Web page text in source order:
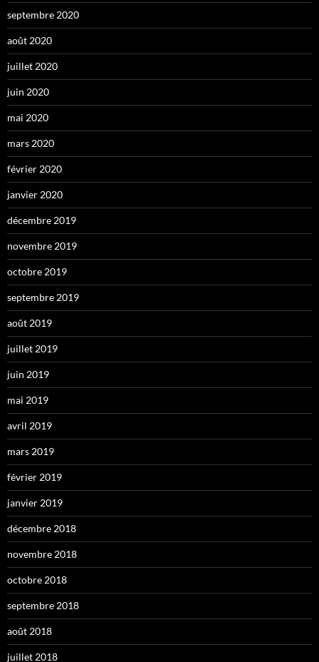
septembre 2020
août 2020
juillet 2020
juin 2020
mai 2020
mars 2020
février 2020
janvier 2020
décembre 2019
novembre 2019
octobre 2019
septembre 2019
août 2019
juillet 2019
juin 2019
mai 2019
avril 2019
mars 2019
février 2019
janvier 2019
décembre 2018
novembre 2018
octobre 2018
septembre 2018
août 2018
juillet 2018